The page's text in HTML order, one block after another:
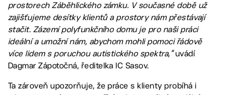
prostorech Záběhlického zámku. V současné době už
zajišťujeme desítky klientů a prostory nám přestávají
stačit. Zázemí polyfunkčního domu je pro naši práci
ideální a umožní nám, abychom mohli pomoci řádově
více lidem s poruchou autistického spektra,“uvádí
Dagmar Zápotočná, ředitelka IC Sasov.
Ta zároveň upozorňuje, že práce s klienty probíhá i